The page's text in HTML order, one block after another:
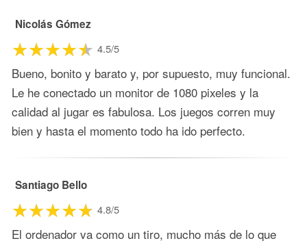
Nicolás Gómez
4.5/5
Bueno, bonito y barato y, por supuesto, muy funcional.
Le he conectado un monitor de 1080 pixeles y la
calidad al jugar es fabulosa. Los juegos corren muy
bien y hasta el momento todo ha ido perfecto.
Santiago Bello
4.8/5
El ordenador va como un tiro, mucho más de lo que